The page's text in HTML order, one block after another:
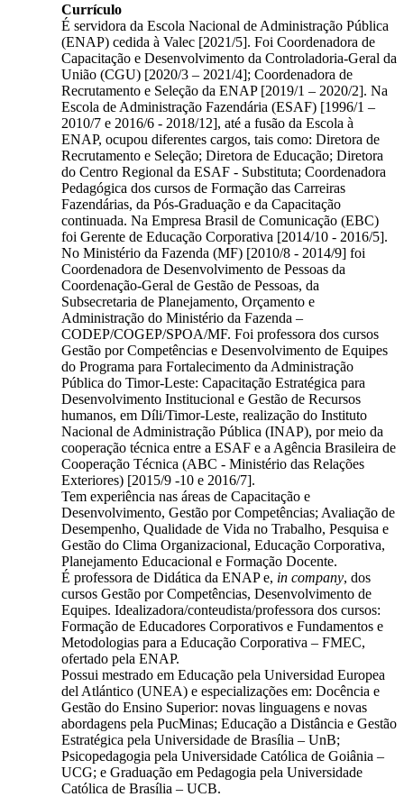
Currículo
É servidora da Escola Nacional de Administração Pública
(ENAP) cedida à Valec [2021/5]. Foi Coordenadora de
Capacitação e Desenvolvimento da Controladoria-Geral da
União (CGU) [2020/3 – 2021/4]; Coordenadora de
Recrutamento e Seleção da ENAP [2019/1 – 2020/2]. Na
Escola de Administração Fazendária (ESAF) [1996/1 –
2010/7 e 2016/6 - 2018/12], até a fusão da Escola à
ENAP, ocupou diferentes cargos, tais como: Diretora de
Recrutamento e Seleção; Diretora de Educação; Diretora
do Centro Regional da ESAF - Substituta; Coordenadora
Pedagógica dos cursos de Formação das Carreiras
Fazendárias, da Pós-Graduação e da Capacitação
continuada. Na Empresa Brasil de Comunicação (EBC)
foi Gerente de Educação Corporativa [2014/10 - 2016/5].
No Ministério da Fazenda (MF) [2010/8 - 2014/9] foi
Coordenadora de Desenvolvimento de Pessoas da
Coordenação-Geral de Gestão de Pessoas, da
Subsecretaria de Planejamento, Orçamento e
Administração do Ministério da Fazenda –
CODEP/COGEP/SPOA/MF. Foi professora dos cursos
Gestão por Competências e Desenvolvimento de Equipes
do Programa para Fortalecimento da Administração
Pública do Timor-Leste: Capacitação Estratégica para
Desenvolvimento Institucional e Gestão de Recursos
humanos, em Díli/Timor-Leste, realização do Instituto
Nacional de Administração Pública (INAP), por meio da
cooperação técnica entre a ESAF e a Agência Brasileira de
Cooperação Técnica (ABC - Ministério das Relações
Exteriores) [2015/9 -10 e 2016/7].
Tem experiência nas áreas de Capacitação e
Desenvolvimento, Gestão por Competências; Avaliação de
Desempenho, Qualidade de Vida no Trabalho, Pesquisa e
Gestão do Clima Organizacional, Educação Corporativa,
Planejamento Educacional e Formação Docente.
É professora de Didática da ENAP e, in company, dos
cursos Gestão por Competências, Desenvolvimento de
Equipes. Idealizadora/conteudista/professora dos cursos:
Formação de Educadores Corporativos e Fundamentos e
Metodologias para a Educação Corporativa – FMEC,
ofertado pela ENAP.
Possui mestrado em Educação pela Universidad Europea
del Atlántico (UNEA) e especializações em: Docência e
Gestão do Ensino Superior: novas linguagens e novas
abordagens pela PucMinas; Educação a Distância e Gestão
Estratégica pela Universidade de Brasília – UnB;
Psicopedagogia pela Universidade Católica de Goiânia –
UCG; e Graduação em Pedagogia pela Universidade
Católica de Brasília – UCB.